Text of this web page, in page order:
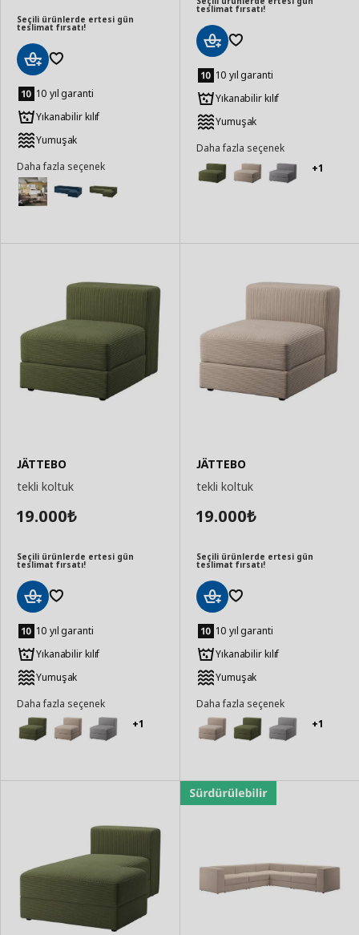
Seçili ürünlerde ertesi gün
teslimat fırsatı!
Ekle 10 yıl garanti
Yıkanabilir kılıf
Yumuşak
Daha fazla seçenek
teslimat fırsatı!
Ekle 10 yıl garanti
Yıkanabilir kılıf
Yumuşak
Daha fazla seçenek
+1
JÄTTEBO
tekli koltuk
19.000₺
Seçili ürünlerde ertesi gün
teslimat fırsatı!
Ekle 10 yıl garanti
Yıkanabilir kılıf
Yumuşak
Daha fazla seçenek
+1
JÄTTEBO
tekli koltuk
19.000₺
Seçili ürünlerde ertesi gün
teslimat fırsatı!
Ekle 10 yıl garanti
Yıkanabilir kılıf
Yumuşak
Daha fazla seçenek
+1